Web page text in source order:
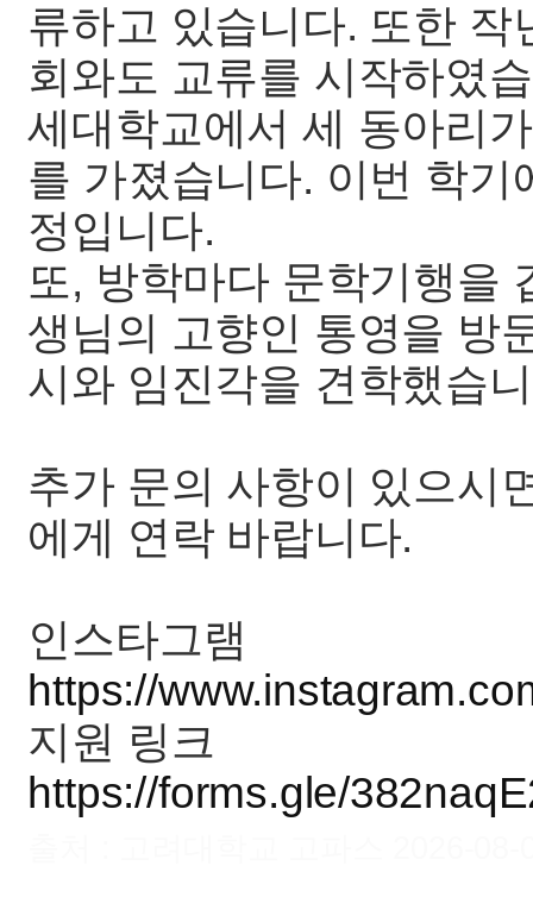
류하고 있습니다. 또한
회와도 교류를 시작하였
세대학교에서 세 동아리
를 가졌습니다. 이번 학
정입니다.
또, 방학마다 문학기행을
생님의 고향인 통영을 방
시와 임진각을 견학했습
추가 문의 사항이 있으시
에게 연락 바랍니다.
인스타그램
https://
지원 링크
https://forms.gle/